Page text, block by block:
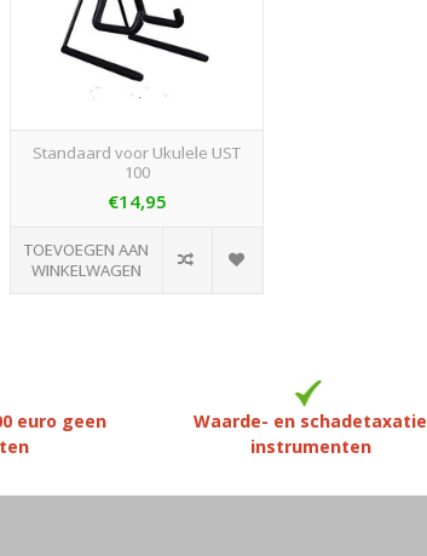
Standaard voor Ukulele UST
100
€14,95
TOEVOEGEN AAN
WINKELWAGEN
euro geen
Waarde- en schadetaxatie
instrumenten